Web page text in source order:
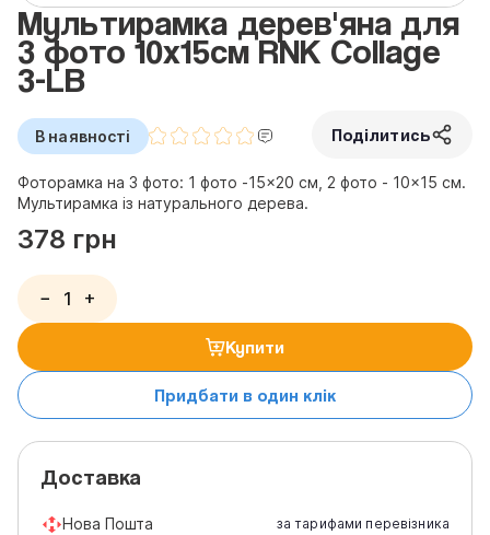
Мультирамка дерев'яна для
3 фото 10x15см RNK Collage
3-LB
В наявності Поділитись
Фоторамка на 3 фото: 1 фото -15×20 см, 2 фото - 10×15 см.
Мультирамка із натурального дерева.
378 грн
− +
Купити
Придбати в один клік
Доставка
Нова Пошта за тарифами перевізника